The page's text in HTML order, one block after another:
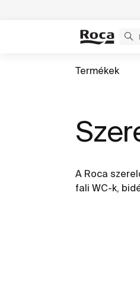
Termékek
A Roca
fali WC-k,